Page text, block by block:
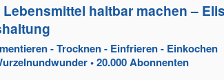
Lebensmittel haltbar machen –
- Trocknen - Einfrieren - Einkochen
• 20.000 Abonnenten